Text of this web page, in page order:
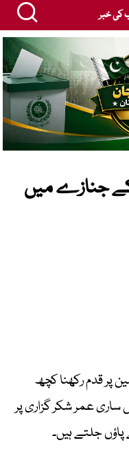
خبر
کے جنازے میں
پر قدم رکھنا کچھ
ساری عمر شکر گزاری پر
جلتے ہیں۔